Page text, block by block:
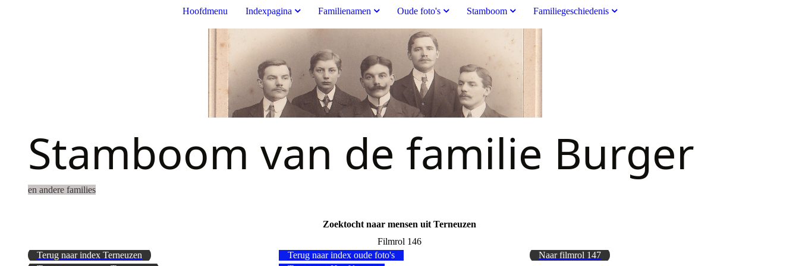
Hoofdmenu Indexpagina Familienamen Oude foto's Stamboom Familiegeschiedenis
Stamboom van de familie Burger
en andere families
Zoektocht naar mensen uit Terneuzen
Filmrol 146
Terug naar index Terneuzen
Terug naar index oude foto's
Naar filmrol 147